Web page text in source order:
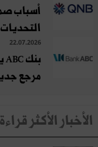
أسباب
التحديات
22.07.2026
مرجع
الأخبار الأكثر قراءة